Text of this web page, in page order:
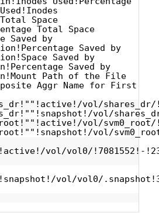
Space
Total Space
Saved by
Saved by
Saved by
Saved by
Path of the File
Aggr Name for First
vol/shares_dr/
vol/
vol/
vol/
vol/vol0/!7081552!-
vol/vol0/